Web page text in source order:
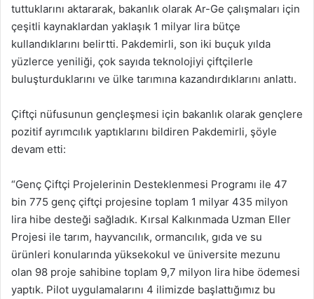
tuttuklarını aktararak, bakanlık olarak Ar-Ge çalışmaları için
çeşitli kaynaklardan yaklaşık 1 milyar lira bütçe
kullandıklarını belirtti. Pakdemirli, son iki buçuk yılda
yüzlerce yeniliği, çok sayıda teknolojiyi çiftçilerle
buluşturduklarını ve ülke tarımına kazandırdıklarını anlattı.
Çiftçi nüfusunun gençleşmesi için bakanlık olarak gençlere
pozitif ayrımcılık yaptıklarını bildiren Pakdemirli, şöyle
devam etti:
“Genç Çiftçi Projelerinin Desteklenmesi Programı ile 47
bin 775 genç çiftçi projesine toplam 1 milyar 435 milyon
lira hibe desteği sağladık. Kırsal Kalkınmada Uzman Eller
Projesi ile tarım, hayvancılık, ormancılık, gıda ve su
ürünleri konularında yüksekokul ve üniversite mezunu
olan 98 proje sahibine toplam 9,7 milyon lira hibe ödemesi
yaptık. Pilot uygulamalarını 4 ilimizde başlattığımız bu